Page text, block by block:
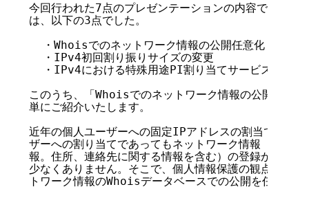
今回行われた7点のプレゼンテーションの内容で、大き
は、以下の3点でした。
  ・Whoisでのネットワーク情報の公開任意化
  ・IPv4初回割り振りサイズの変更
・IPv4における特殊用途PI割り当てサービスの提供
このうち、「Whoisでのネットワーク情報の公開任意
単にご紹介いたします。
近年の個人ユーザーへの固定IPアドレスの割当ての増
ザーへの割り当てであってもネットワーク情報（IPア
報。住所、連絡先に関する情報を含む）の登録が必要
少なくありません。そこで、個人情報保護の観点から
トワーク情報のWhoisデータベースでの公開を任意化